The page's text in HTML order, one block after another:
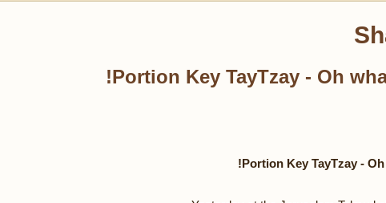
Portion Key TayTzay - Oh
Portion Key TayTzay -